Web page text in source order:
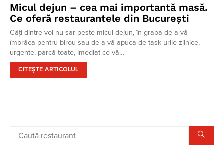
Micul dejun – cea mai importantă masă.
Ce oferă restaurantele din București
Câți dintre voi nu sar peste micul dejun, în graba de a vă
îmbrăca pentru birou sau de a vă apuca de task-urile zilnice,
urgente, parcă toate, imediat ce vă…
CITEȘTE ARTICOLUL